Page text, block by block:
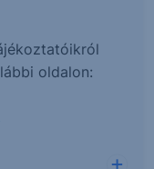
oldalon: